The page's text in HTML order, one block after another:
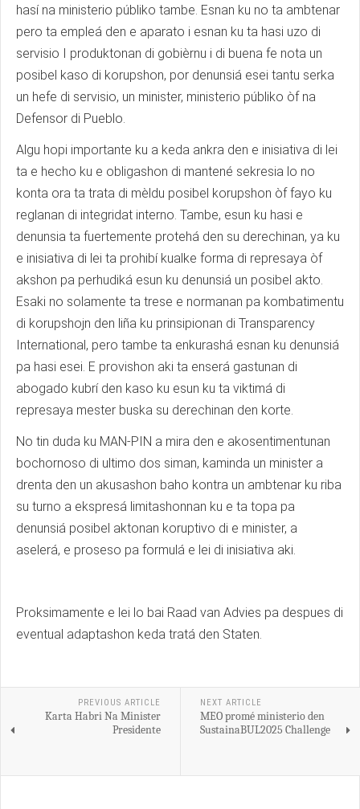
hasí na ministerio públiko tambe. Esnan ku no ta ambtenar
pero ta empleá den e aparato i esnan ku ta hasi uzo di
servisio I produktonan di gobièrnu i di buena fe nota un
posibel kaso di korupshon, por denunsiá esei tantu serka
un hefe di servisio, un minister, ministerio públiko òf na
Defensor di Pueblo.
Algu hopi importante ku a keda ankra den e inisiativa di lei
ta e hecho ku e obligashon di mantené sekresia lo no
konta ora ta trata di mèldu posibel korupshon òf fayo ku
reglanan di integridat interno. Tambe, esun ku hasi e
denunsia ta fuertemente protehá den su derechinan, ya ku
e inisiativa di lei ta prohibí kualke forma di represaya òf
akshon pa perhudiká esun ku denunsiá un posibel akto.
Esaki no solamente ta trese e normanan pa kombatimentu
di korupshojn den liña ku prinsipionan di Transparency
International, pero tambe ta enkurashá esnan ku denunsiá
pa hasi esei. E provishon aki ta enserá gastunan di
abogado kubrí den kaso ku esun ku ta viktimá di
represaya mester buska su derechinan den korte.
No tin duda ku MAN-PIN a mira den e akosentimentunan
bochornoso di ultimo dos siman, kaminda un minister a
drenta den un akusashon baho kontra un ambtenar ku riba
su turno a ekspresá limitashonnan ku e ta topa pa
denunsiá posibel aktonan koruptivo di e minister, a
aselerá, e proseso pa formulá e lei di inisiativa aki.
Proksimamente e lei lo bai Raad van Advies pa despues di
eventual adaptashon keda tratá den Staten.
PREVIOUS ARTICLE
Karta Habri Na Minister
Presidente
NEXT ARTICLE
MEO promé ministerio den
SustainaBUL2025 Challenge